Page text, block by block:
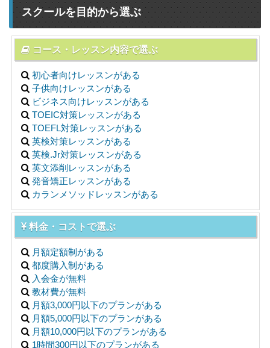
スクールを目的から選ぶ
コース・レッスン内容で選ぶ
初心者向けレッスンがある
子供向けレッスンがある
ビジネス向けレッスンがある
TOEIC対策レッスンがある
TOEFL対策レッスンがある
英検対策レッスンがある
英検.Jr対策レッスンがある
英文添削レッスンがある
発音矯正レッスンがある
カランメソッドレッスンがある
料金・コストで選ぶ
月額定額制がある
都度購入制がある
入会金が無料
教材費が無料
月額3,000円以下のプランがある
月額5,000円以下のプランがある
月額10,000円以下のプランがある
1時間300円以下のプランがある